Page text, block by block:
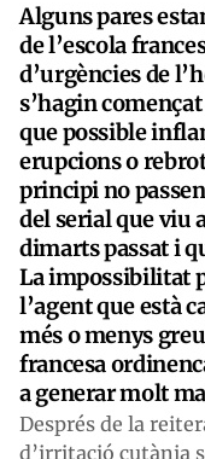
Alguns pares
de l’escola
d’urgències de
s’hagin
que possible
erupcions o
principi no
del serial que viu
dimarts passat i
La impossibilitat
l’agent que està
més o menys
francesa
a generar molt
Després de la
d’irritació cutània